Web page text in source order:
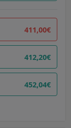
411,00€
412,20€
452,04€